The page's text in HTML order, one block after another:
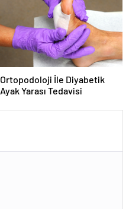
Ortopodoloji İle Diyabetik
Ayak Yarası Tedavisi